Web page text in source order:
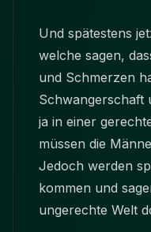
Und spätestens
welche sagen,
und Schmerzen
Schwangerschaft
ja in einer
müssen die
Jedoch werden
kommen und
ungerechte Welt